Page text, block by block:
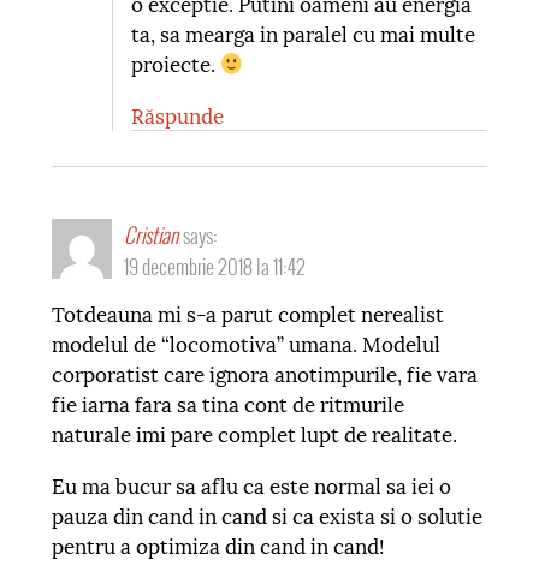
ta, sa mearga in paralel cu mai multe
proiecte.
Răspunde
Cristiansays:
19 decembrie 2018 la 11:42
Totdeauna mi s-a parut complet nerealist
modelul de “locomotiva” umana. Modelul
corporatist care ignora anotimpurile, fie vara
fie iarna fara sa tina cont de ritmurile
naturale imi pare complet lupt de realitate.
Eu ma bucur sa aflu ca este normal sa iei o
pauza din cand in cand si ca exista si o solutie
pentru a optimiza din cand in cand!